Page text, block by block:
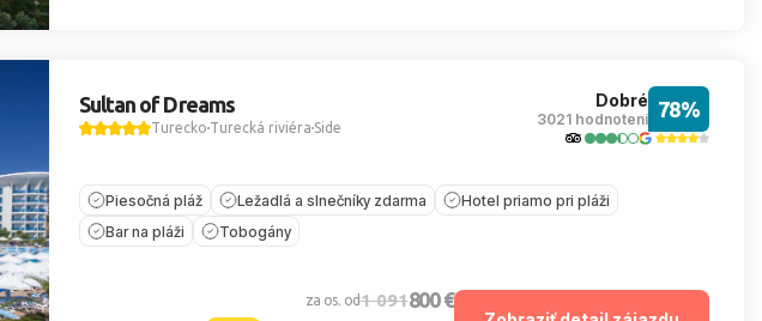
Sultan of Dreams
TureckoTurecká riviéraSide
Dobré
3021 hodnotení 78%
Piesočná pláž Ležadlá a slnečníky zdarma
Hotel priamo pri pláži
Bar na pláži
Tobogány
za os. od1 091800 €